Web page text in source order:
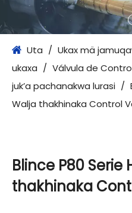
Uta / Ukax mä
ukaxa / Válvula de
juk’a pachanakwa lurasi /
Walja thakhinaka Control
Blince P80
thakhinaka